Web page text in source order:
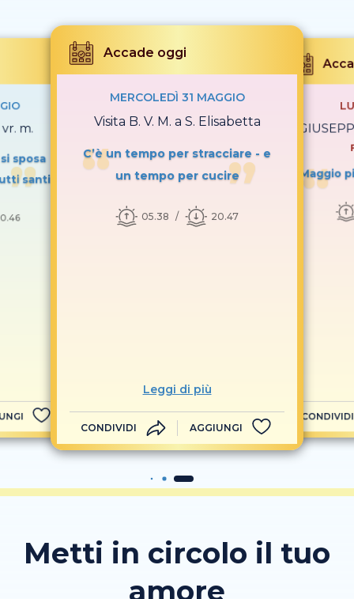
vr. m.
sposa
santi
Accade oggi
MERCOLEDÌ 31 MAGGIO
Visita B. V. M. a S. Elisabetta
C’è un tempo per stracciare - e
un tempo per cucire
05.38 20.47
Leggi di più
CONDIVIDI AGGIUNGI
S.
Maggio
CONDIVIDI
Metti in circolo il tuo
amore